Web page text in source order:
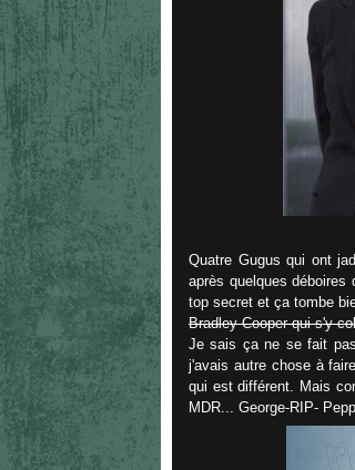
Quatre Gugus qui ont
après quelques
top secret et ça tombe
Bradley Cooper qui s'y
Je sais ça ne se fait
j'avais autre chose à
qui est différent. Mais
MDR... George-RIP-